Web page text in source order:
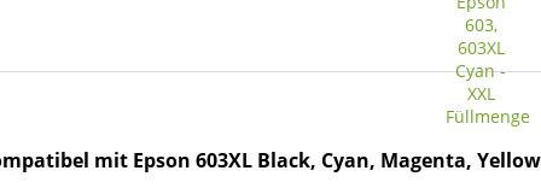
mit Epson 603XL Black, Cyan, Magenta,